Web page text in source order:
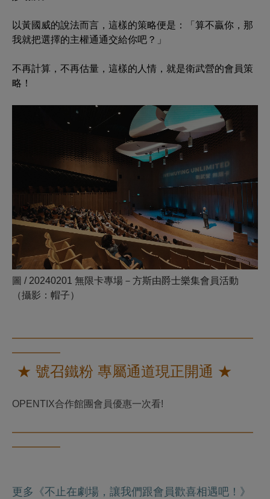
以黃國威的說法而言，這樣的策略便是：「算不贏你，那
我就把選擇的主權通通交給你吧？」
不再計算，不再估量，這樣的人情，就是衛武營的會員策
略！
圖 / 20240201 無限卡專場－方斯由爵士樂集會員活動
（攝影：帽子）
━━━━━━━━━━━━━━━━━━━━━━━━━
━━━━━
★ 號召鐵粉 專屬通道現正開通 ★
OPENTIX合作館團會員優惠一次看!
━━━━━━━━━━━━━━━━━━━━━━━━━
━━━━━
更多《不止在劇場，讓我們跟會員歡喜相遇吧！ 》